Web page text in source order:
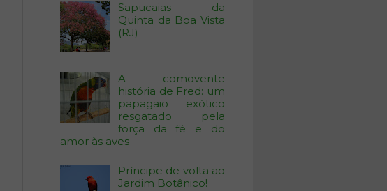
Sapucaias da
Quinta da Boa Vista
(RJ)
A comovente
história de Fred: um
papagaio exótico
resgatado pela
força da fé e do
amor às aves
Príncipe de volta ao
Jardim Botânico!